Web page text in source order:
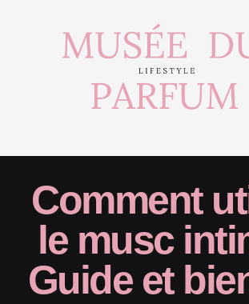
Comment
le musc
Guide et